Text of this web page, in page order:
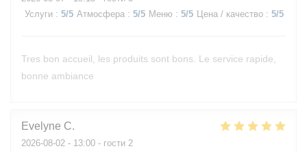
Услуги : 5/5 Атмосфера : 5/5 Меню : 5/5 Цена / качество : 5/5
Tres bon accueil, les produits sont bons. Le service rapide,
bonne ambiance
Evelyne C
2026-08-02 - 13:00 - гости 2